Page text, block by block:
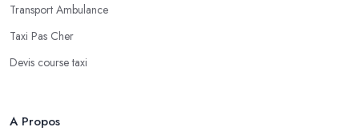
Transport Ambulance
Taxi Pas Cher
Devis course taxi
A Propos